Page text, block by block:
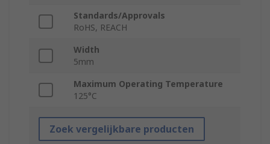
Standards/Approvals
RoHS, REACH
Width
5mm
Maximum Operating Temperature
125°C
Zoek vergelijkbare producten